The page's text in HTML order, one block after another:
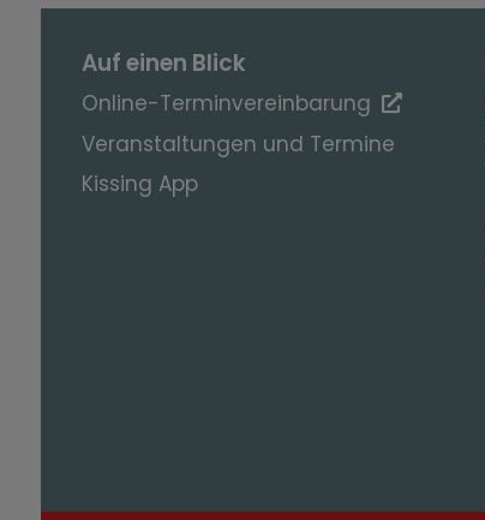
Auf einen Blick
Online-Terminvereinbarung
Veranstaltungen und Termine
Kissing App